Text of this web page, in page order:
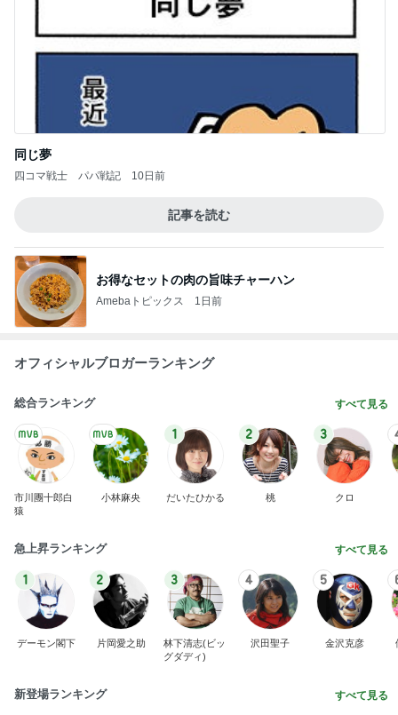
同じ夢
四コマ戦士 パパ戦記 10日前
記事を読む
お得なセットの肉の旨味チャーハン
Amebaトピックス 1日前
オフィシャルブロガーランキング
総合ランキング すべて見る
市川團十郎白
猿
小林麻央
1
だいたひかる
2
桃
3
クロ
急上昇ランキング すべて見る
1
デーモン閣下
2
片岡愛之助
3
林下清志(ビッ
グダディ)
4
沢田聖子
5
金沢克彦
新登場ランキング すべて見る